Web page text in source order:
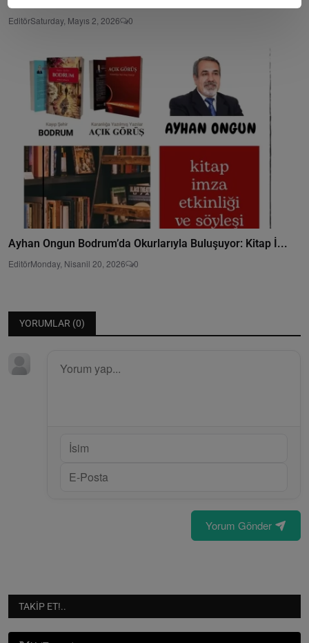
EditörSaturday, Mayıs 2, 2026 0
Ayhan Ongun Bodrum’da Okurlarıyla Buluşuyor: Kitap İ...
EditörMonday, Nisanil 20, 2026 0
YORUMLAR (0)
Yorum Gönder
TAKIP ET!..